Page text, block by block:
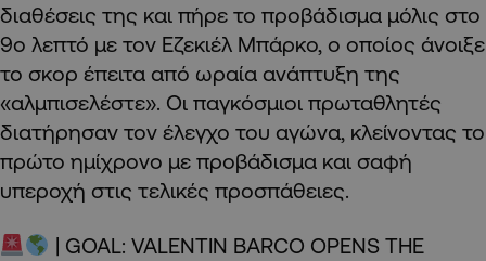
διαθέσεις της και πήρε το προβάδισμα μόλις στο
9ο λεπτό με τον Εζεκιέλ Μπάρκο, ο οποίος άνοιξε
το σκορ έπειτα από ωραία ανάπτυξη της
«αλμπισελέστε». Οι παγκόσμιοι πρωταθλητές
διατήρησαν τον έλεγχο του αγώνα, κλείνοντας το
πρώτο ημίχρονο με προβάδισμα και σαφή
υπεροχή στις τελικές προσπάθειες.
| GOAL: VALENTIN BARCO OPENS THE